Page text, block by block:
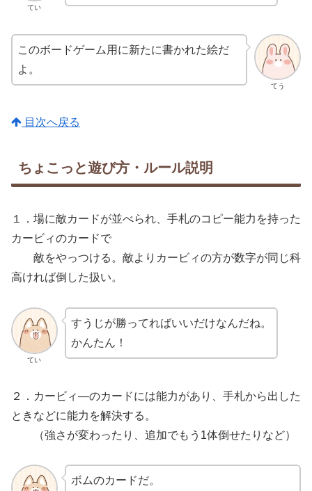
てい
てう
このボードゲーム用に新たに書かれた絵だ
よ。
目次へ戻る
ちょこっと遊び方・ルール説明
１．場に敵カードが並べられ、手札のコピー能力を持った
カービィのカードで
敵をやっつける。敵よりカービィの方が数字が同じ科
高ければ倒した扱い。
てい
すうじが勝ってればいいだけなんだね。
かんたん！
２．カービィ―のカードには能力があり、手札から出した
ときなどに能力を解決する。
（強さが変わったり、追加でもう1体倒せたりなど）
ボムのカードだ。